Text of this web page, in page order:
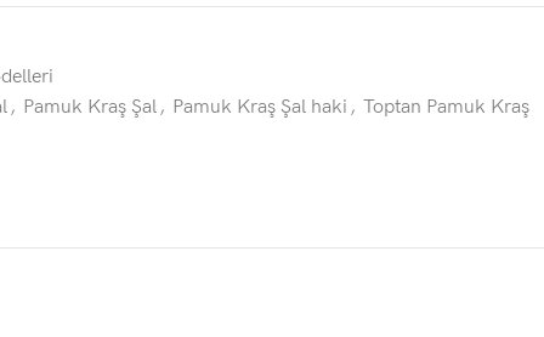
, Pamuk Kraş Şal, Pamuk Kraş Şal haki , Toptan Pamuk Kraş